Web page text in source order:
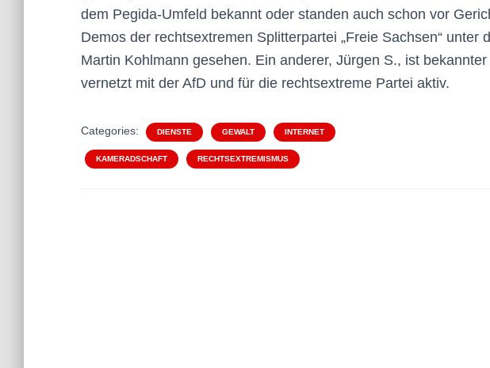
dem Pegida-Umfeld bekannt oder standen auch schon vor
Demos der rechtsextremen Splitterpartei „Freie Sachsen“ unter
Martin Kohlmann gesehen. Ein anderer, Jürgen S., ist
vernetzt mit der AfD und für die rechtsextreme Partei aktiv.
Categories: DIENSTE GEWALT INTERNET
KAMERADSCHAFT RECHTSEXTREMISMUS